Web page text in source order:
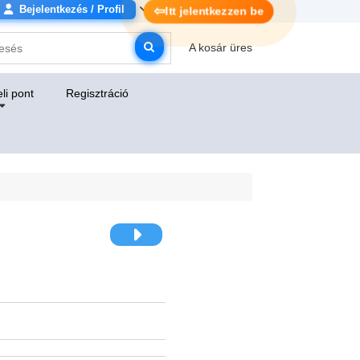
Bejelentkezés / Profil ⇦Itt jelentkezzen be
A kosár üres
pont Regisztráció